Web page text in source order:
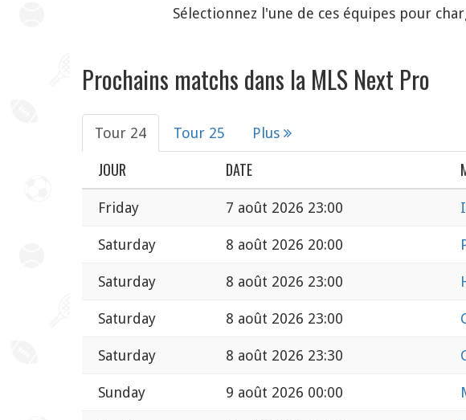
Sélectionnez l'une de ces équipes pour
Prochains matchs dans la MLS Next Pro
Tour 24 Tour 25 Plus
JOUR DATE
Friday 7 août 2026 23:00
Saturday 8 août 2026 20:00
Saturday 8 août 2026 23:00
Saturday 8 août 2026 23:00
Saturday 8 août 2026 23:30
Sunday 9 août 2026 00:00